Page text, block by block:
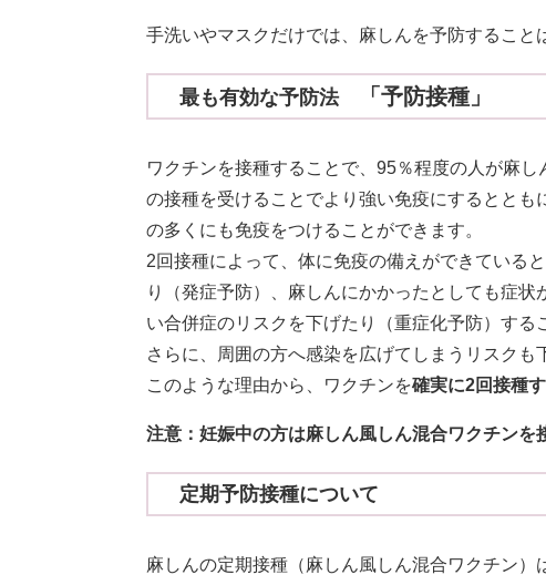
手洗いやマスクだけでは、麻しんを予防すること
最も有効な予防法 「予防接種」
ワクチンを接種することで、95％程度の人が麻
の接種を受けることでより強い免疫にするとと
の多くにも免疫をつけることができます。
2回接種によって、体に免疫の備えができている
り（発症予防）、麻しんにかかったとしても症
い合併症のリスクを下げたり（重症化予防）する
さらに、周囲の方へ感染を広げてしまうリスクも
このような理由から、ワクチンを確実に2回接種
注意：妊娠中の方は麻しん風しん混合ワクチンを
定期予防接種について
麻しんの定期接種（麻しん風しん混合ワクチン